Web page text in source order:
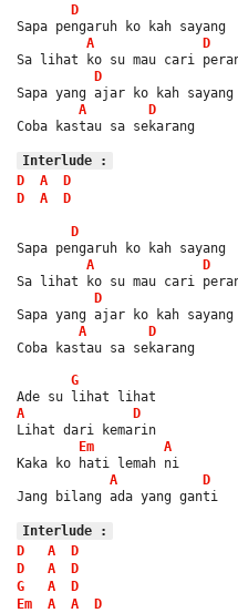
D
Sapa pengaruh ko kah sayang
A
D
Sa lihat ko su mau cari
D
Sapa yang ajar ko kah sayang
A
D
Coba kastau sa sekarang
Interlude :
D
A
D
D
A D
D
Sapa pengaruh ko kah sayang
A
D
Sa lihat ko su mau cari
D
Sapa yang ajar ko kah sayang
A
D
Coba kastau sa sekarang
G
Ade su lihat lihat
A
D
Lihat dari kemarin
Em
A
Kaka ko hati lemah ni
A
D
Jang bilang ada yang ganti
Interlude :
D
A
D
D
A
D
G
A
D
Em
A A D